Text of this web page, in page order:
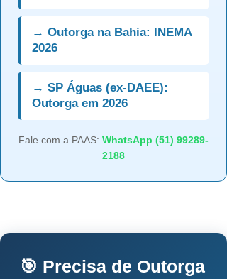
→ Outorga na Bahia: INEMA
2026
→ SP Águas (ex-DAEE):
Outorga em 2026
Fale com a PAAS: WhatsApp (51) 99289-
2188
🎯 Precisa de Outorga